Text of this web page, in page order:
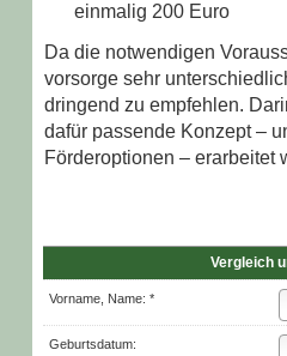
einmalig 200 Euro
Da die notwendigen
vorsorge sehr
dringend zu empfehlen.
dafür passende Konzept –
Förderoptionen – erarbeitet
Vergleich
Vorname, Name: *
Geburts­datum: